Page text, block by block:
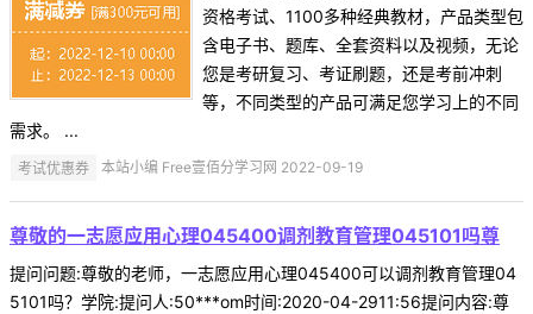
资格考试、1100多种经典教材，产品类型包
含电子书、题库、全套资料以及视频，无论
您是考研复习、考证刷题，还是考前冲刺
等，不同类型的产品可满足您学习上的不同
需求。 ...
考试优惠券 本站小编 Free壹佰分学习网 2022-09-19
尊敬的一志愿应用心理045400调剂教育管理045101吗尊
提问问题:尊敬的老师，一志愿应用心理045400可以调剂教育管理04
5101吗？学院:提问人:50***om时间:2020-04-2911:56提问内容:尊